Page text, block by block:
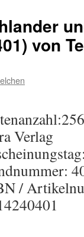
von
Verlag
/